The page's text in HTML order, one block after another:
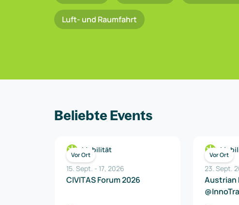
Luft- und Raumfahrt
Beliebte Events
Vor Ort
Mobilität
15. Sept. - 17, 2026
CIVITAS Forum 2026
Vor Ort
23. Sept.
Austrian